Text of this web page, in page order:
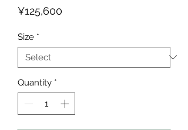
¥125,600
Size *
Quantity *